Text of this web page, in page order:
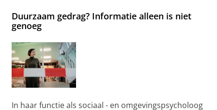
Duurzaam gedrag? Informatie alleen is niet
genoeg
In haar functie als sociaal - en omgevingspsycholoog